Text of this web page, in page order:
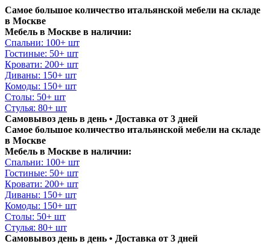
Самое большое количество итальянской мебели на складе
в Москве
Мебель в Москве в наличии:
Спальни: 100+ шт
Гостиные: 50+ шт
Кровати: 200+ шт
Диваны: 150+ шт
Комоды: 150+ шт
Столы: 50+ шт
Стулья: 80+ шт
Самовывоз день в день • Доставка от 3 дней
Самое большое количество итальянской мебели на складе
в Москве
Мебель в Москве в наличии:
Спальни: 100+ шт
Гостиные: 50+ шт
Кровати: 200+ шт
Диваны: 150+ шт
Комоды: 150+ шт
Столы: 50+ шт
Стулья: 80+ шт
Самовывоз день в день • Доставка от 3 дней